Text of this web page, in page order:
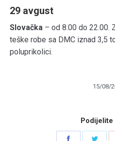
29 avgust
Slovačka – od 8.00 do 22.00.
teške robe sa DMC iznad 3,5
poluprikolici.
15/08/
Podijelite